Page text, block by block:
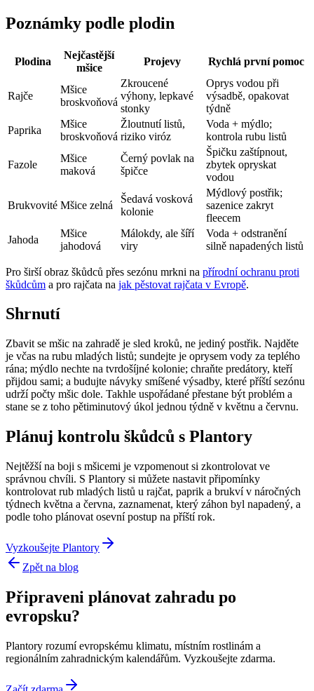
Poznámky podle plodin
Plodina
Nejčastější
mšice
Projevy Rychlá první pomoc
Rajče
Mšice
broskvoňová
Zkroucené
výhony, lepkavé
stonky
Oprys vodou při
výsadbě, opakovat
týdně
Paprika
Mšice
broskvoňová
Žloutnutí listů,
riziko viróz
Voda + mýdlo;
kontrola rubu listů
Fazole
Mšice
maková
Černý povlak na
špičce
Špičku zaštípnout,
zbytek opryskat
vodou
Brukvovité Mšice zelná
Šedavá vosková
kolonie
Mýdlový postřik;
sazenice zakryt
fleecem
Jahoda
Mšice
jahodová
Málokdy, ale šíří
viry
Voda + odstranění
silně napadených listů
Pro širší obraz škůdců přes sezónu mrkni na přírodní ochranu proti
škůdcům a pro rajčata na jak pěstovat rajčata v Evropě.
Shrnutí
Zbavit se mšic na zahradě je sled kroků, ne jediný postřik. Najděte
je včas na rubu mladých listů; sundejte je oprysem vody za teplého
rána; mýdlo nechte na tvrdošíjné kolonie; chraňte predátory, kteří
přijdou sami; a budujte návyky smíšené výsadby, které příští sezónu
udrží počty mšic dole. Takhle uspořádané přestane být problém a
stane se z toho pětiminutový úkol jednou týdně v květnu a červnu.
Plánuj kontrolu škůdců s Plantory
Nejtěžší na boji s mšicemi je vzpomenout si zkontrolovat ve
správnou chvíli. S Plantory si můžete nastavit připomínky
kontrolovat rub mladých listů u rajčat, paprik a brukví v náročných
týdnech května a června, zaznamenat, který záhon byl napadený, a
podle toho plánovat osevní postup na příští rok.
Vyzkoušejte Plantory
Zpět na blog
Připraveni plánovat zahradu po
evropsku?
Plantory rozumí evropskému klimatu, místním rostlinám a
regionálním zahradnickým kalendářům. Vyzkoušejte zdarma.